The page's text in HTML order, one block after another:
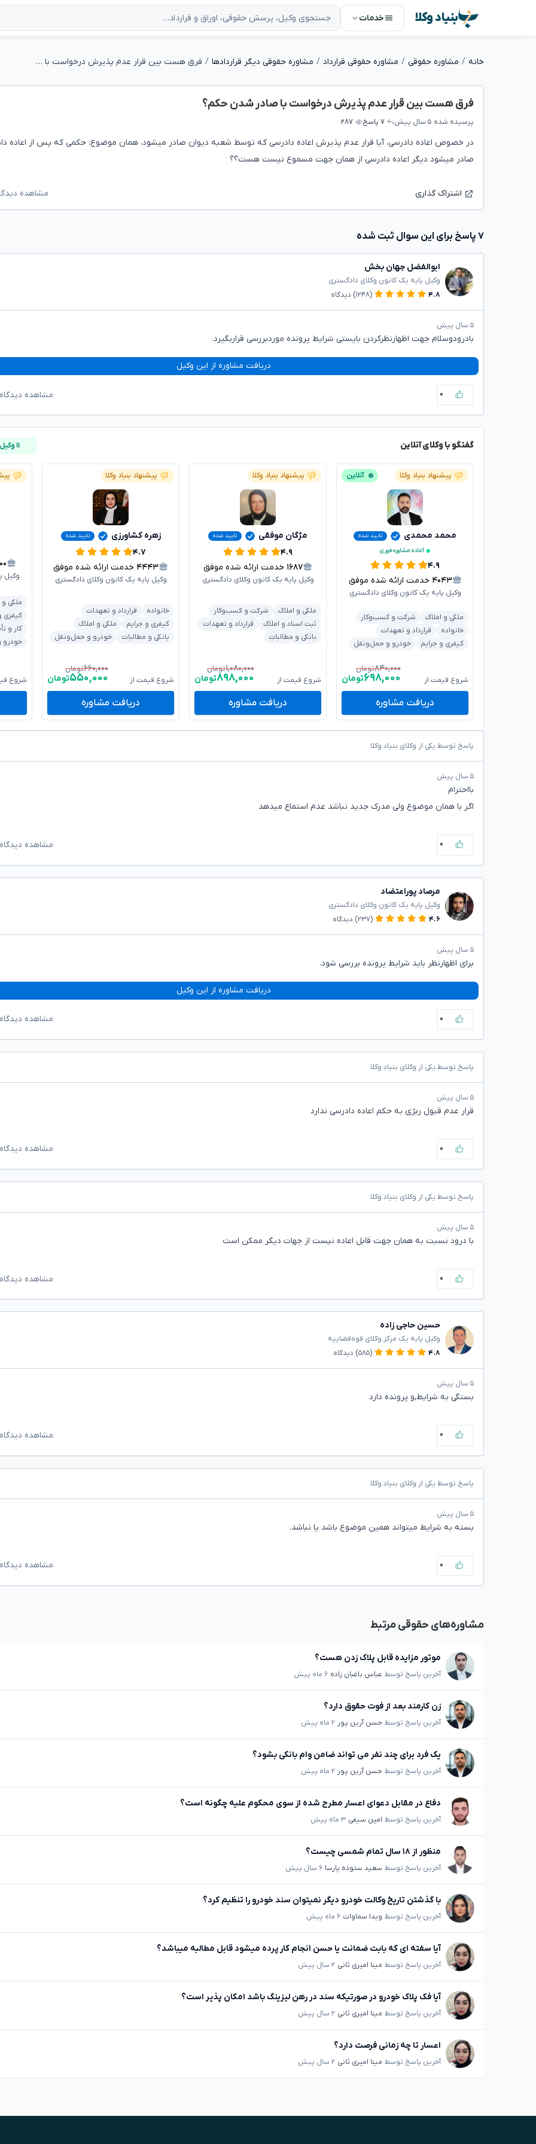
بنیاد وکلا خدمات
خانه مشاوره حقوقی مشاوره حقوقی قرارداد مشاوره حقوقی دیگر قراردادها فرق هست بین قرار عدم پذیرش درخواست با صادر شدن حکم؟
فرق هست بین قرار عدم پذیرش درخواست با صادر شدن حکم؟
پرسیده شده ۵ سال پیش ۷ پاسخ ۲۸۷
در خصوص اعاده دادرسی، آیا قرار عدم پذیرش اعاده دادرسی که توسط شعبه دیوان صادر میشود، همان موضوع: حکمی که پس از اعاده
صادر میشود دیگر اعاده دادرسی از همان جهت مسموع نیست هست؟؟
اشتراک گذاری مشاهده
۷ پاسخ برای این سوال ثبت شده
ابوالفضل جهان بخش
وکیل پایه یک کانون وکلای دادگستری
۴.۸
(۱۲۴۸) دیدگاه
۵ سال پیش
بادرودوسلام جهت اظهارنظرکردن بایستی شرایط پرونده موردبررسی قراربگیرد.
دریافت مشاوره از این وکیل
۰ مشاهده
گفتگو با وکلای آنلاین ۱۱ وکیل آنلاین
پیشنهاد بنیاد وکلا آنلاین
محمد محمدی
تایید شده
آماده مشاوره فوری
۴.۹
۴۰۴۳ خدمت ارائه شده موفق
وکیل پایه یک کانون وکلای دادگستری
ملکی و املاک
شرکت و کسب‌وکار
خانواده
قرارداد و تعهدات
کیفری و جرایم
خودرو و حمل‌ونقل
شروع قیمت از
۸۴۰,۰۰۰تومان
۶۹۸,۰۰۰تومان
دریافت مشاوره
پیشنهاد بنیاد وکلا
مژگان موفقی تایید شده
۴.۹
۱۶۸۷ خدمت ارائه شده موفق
وکیل پایه یک کانون وکلای دادگستری
ملکی و املاک
شرکت و کسب‌وکار
ثبت اسناد و املاک
قرارداد و تعهدات
بانکی و مطالبات
شروع قیمت از
۱,۰۸۰,۰۰۰تومان
۸۹۸,۰۰۰تومان
دریافت مشاوره
پیشنهاد بنیاد وکلا
زهره کشاورزی تایید شده
۴.۷
۴۴۴۳ خدمت ارائه شده موفق
وکیل پایه یک کانون وکلای دادگستری
خانواده
قرارداد و تعهدات
کیفری و جرایم
ملکی و املاک
بانکی و مطالبات
خودرو و حمل‌ونقل
شروع قیمت از
۶۶۰,۰۰۰تومان
۵۵۰,۰۰۰تومان
دریافت مشاوره
وکیل
ملکی و
کیفری
کار و
خودرو
شروع
پاسخ توسط یکی از وکلای بنیاد وکلا
۵ سال پیش
بااحترام
اگر با همان موضوع ولی مدرک جدید نباشد عدم استماع میدهد
۰ مشاهده
مرصاد پوراعتضاد
وکیل پایه یک کانون وکلای دادگستری
۴.۶
(۲۳۷) دیدگاه
۵ سال پیش
برای اظهارنظر باید شرایط پرونده بررسی شود.
دریافت مشاوره از این وکیل
۰ مشاهده
پاسخ توسط یکی از وکلای بنیاد وکلا
۵ سال پیش
قرار عدم قبول ربژی به حکم اعاده دادرسی ندارد
۰ مشاهده
پاسخ توسط یکی از وکلای بنیاد وکلا
۵ سال پیش
با درود نسبت به همان جهت قابل اعاده نیست از جهات دیگر ممکن است
۰ مشاهده
حسین حاجی زاده
وکیل پایه یک مرکز وکلای قوه‌قضاییه
۴.۸
(۵۸۵) دیدگاه
۵ سال پیش
بستگی به شرایط,و پرونده دارد
۰ مشاهده
پاسخ توسط یکی از وکلای بنیاد وکلا
۵ سال پیش
بسته به شرایط میتواند همین موضوع باشد یا نباشد.
۰ مشاهده
مشاوره‌های حقوقی مرتبط
موتور مزایده قابل پلاک زدن هست؟
آخرین پاسخ توسط عباس باغبان زاده ۶ ماه پیش
زن کارمند بعد از فوت حقوق دارد؟
آخرین پاسخ توسط حسن آرین پور ۲ ماه پیش
یک فرد برای چند نفر می تواند ضامن وام بانکی بشود؟
آخرین پاسخ توسط حسن آرین پور ۲ ماه پیش
دفاع در مقابل دعوای اعسار مطرح شده از سوی محکوم علیه چگونه است؟
آخرین پاسخ توسط امین سیفی ۳ ماه پیش
منظور از ۱۸ سال تمام شمسی چیست؟
آخرین پاسخ توسط سعید ستوده پارسا ۶ سال پیش
با گذشتن تاریخ وکالت خودرو دیگر نمیتوان سند خودرو را تنظیم کرد؟
آخرین پاسخ توسط ویدا سماوات ۶ ماه پیش
آیا سفته ای که بابت ضمانت یا حسن انجام کار پرده میشود قابل مطالبه میباشد؟
آخرین پاسخ توسط مینا امیری ثانی ۲ سال پیش
آیا فک پلاک خودرو در صورتیکه سند در رهن لیزینگ باشد امکان پذیر است؟
آخرین پاسخ توسط مینا امیری ثانی ۲ سال پیش
اعسار تا چه زمانی فرصت دارد؟
آخرین پاسخ توسط مینا امیری ثانی ۲ سال پیش